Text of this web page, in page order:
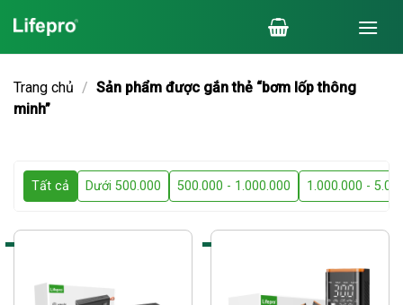
đến
nội
dung
Trang chủ / Sản phẩm được gắn thẻ “bơm lốp thông
minh”
Tất cả Dưới 500.000 500.000 - 1.000.000 1.000.000 -